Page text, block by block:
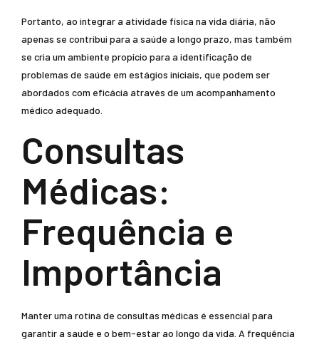
Portanto, ao integrar a atividade física na vida diária, não
apenas se contribui para a saúde a longo prazo, mas também
se cria um ambiente propício para a identificação de
problemas de saúde em estágios iniciais, que podem ser
abordados com eficácia através de um acompanhamento
médico adequado.
Consultas
Médicas:
Frequência e
Importância
Manter uma rotina de consultas médicas é essencial para
garantir a saúde e o bem-estar ao longo da vida. A frequência